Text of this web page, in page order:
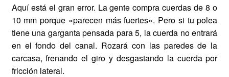
Aquí está el gran error. La gente compra cuerdas de 8 o
10 mm porque «parecen más fuertes». Pero si tu polea
tiene una garganta pensada para 5, la cuerda no entrará
en el fondo del canal. Rozará con las paredes de la
carcasa, frenando el giro y desgastando la cuerda por
fricción lateral.